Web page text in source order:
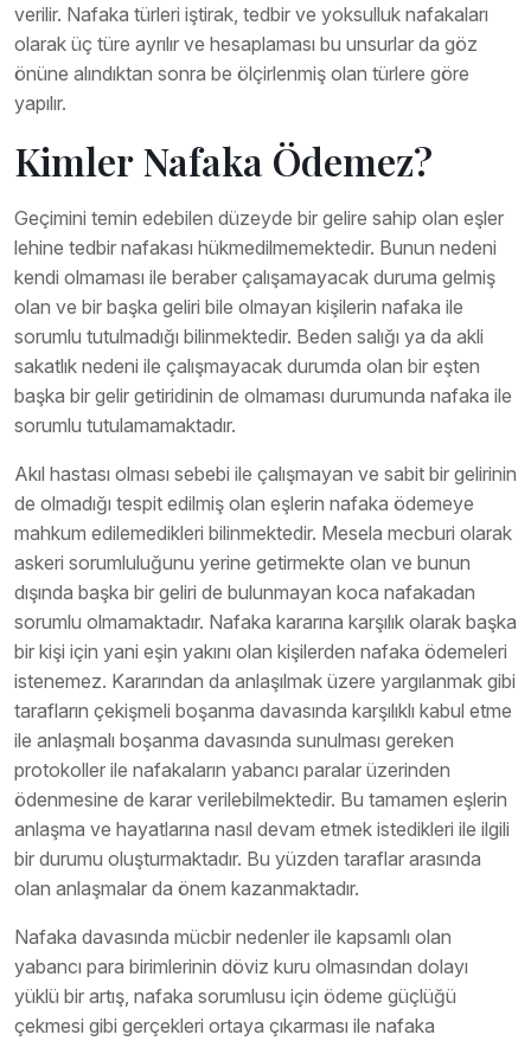
verilir. Nafaka türleri iştirak, tedbir ve yoksulluk nafakaları
olarak üç türe ayrılır ve hesaplaması bu unsurlar da göz
önüne alındıktan sonra be ölçirlenmiş olan türlere göre
yapılır.
Kimler Nafaka Ödemez?
Geçimini temin edebilen düzeyde bir gelire sahip olan eşler
lehine tedbir nafakası hükmedilmemektedir. Bunun nedeni
kendi olmaması ile beraber çalışamayacak duruma gelmiş
olan ve bir başka geliri bile olmayan kişilerin nafaka ile
sorumlu tutulmadığı bilinmektedir. Beden salığı ya da akli
sakatlık nedeni ile çalışmayacak durumda olan bir eşten
başka bir gelir getiridinin de olmaması durumunda nafaka ile
sorumlu tutulamamaktadır.
Akıl hastası olması sebebi ile çalışmayan ve sabit bir gelirinin
de olmadığı tespit edilmiş olan eşlerin nafaka ödemeye
mahkum edilemedikleri bilinmektedir. Mesela mecburi olarak
askeri sorumluluğunu yerine getirmekte olan ve bunun
dışında başka bir geliri de bulunmayan koca nafakadan
sorumlu olmamaktadır. Nafaka kararına karşılık olarak başka
bir kişi için yani eşin yakını olan kişilerden nafaka ödemeleri
istenemez. Kararından da anlaşılmak üzere yargılanmak gibi
tarafların çekişmeli boşanma davasında karşılıklı kabul etme
ile anlaşmalı boşanma davasında sunulması gereken
protokoller ile nafakaların yabancı paralar üzerinden
ödenmesine de karar verilebilmektedir. Bu tamamen eşlerin
anlaşma ve hayatlarına nasıl devam etmek istedikleri ile ilgili
bir durumu oluşturmaktadır. Bu yüzden taraflar arasında
olan anlaşmalar da önem kazanmaktadır.
Nafaka davasında mücbir nedenler ile kapsamlı olan
yabancı para birimlerinin döviz kuru olmasından dolayı
yüklü bir artış, nafaka sorumlusu için ödeme güçlüğü
çekmesi gibi gerçekleri ortaya çıkarması ile nafaka